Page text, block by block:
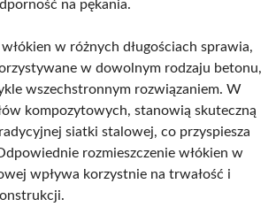
na pękania.
w różnych długościach sprawia,
w dowolnym rodzaju betonu,
wszechstronnym rozwiązaniem. W
kompozytowych, stanowią skuteczną
siatki stalowej, co przyspiesza
rozmieszczenie włókien w
wpływa korzystnie na trwałość i